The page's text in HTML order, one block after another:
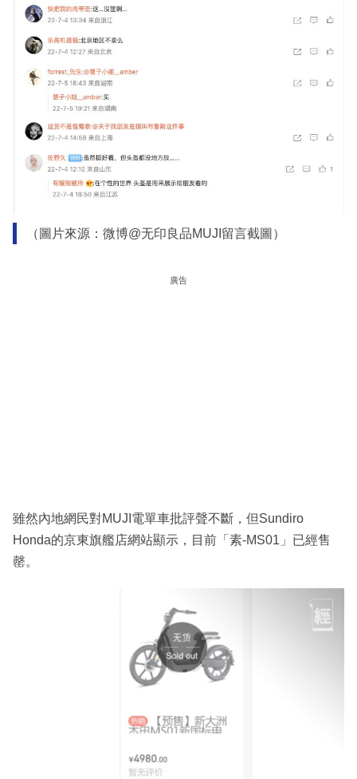
（圖片來源：微博@无印良品MUJI留言截圖）
廣告
雖然內地網民對MUJI電單車批評聲不斷，但Sundiro
Honda的京東旗艦店網站顯示，目前「素-MS01」已經售
罄。